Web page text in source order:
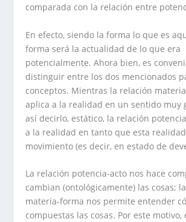
comparada con la relación entre
En efecto, siendo la forma lo que es
forma será la actualidad de lo que era
potencialmente. Ahora bien, es
distinguir entre los dos mencionados
conceptos. Mientras la relación
aplica a la realidad en un sentido muy
así decirlo, estático, la relación
a la realidad en tanto que esta
movimiento (es decir, en estado de
La relación potencia-acto nos hace
cambian (ontológicamente) las cosas;
materia-forma nos permite entender
compuestas las cosas. Por este